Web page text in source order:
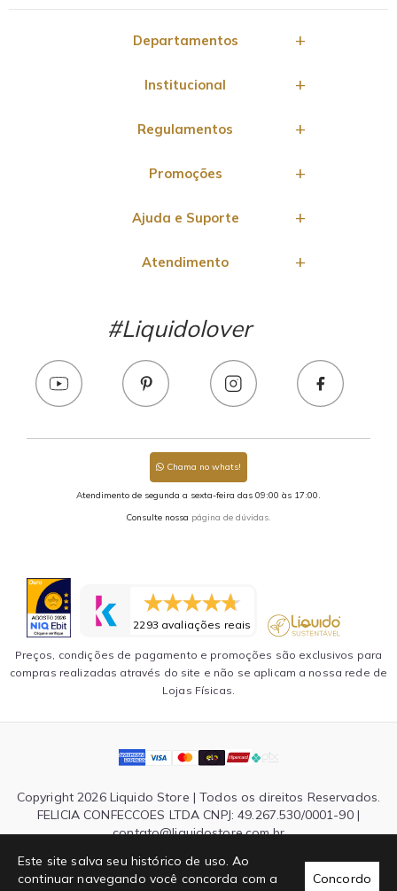
Este site salva seu histórico de uso. Ao
continuar navegando você concorda com a
Concordo
Departamentos
Institucional
Regulamentos
Promoções
Ajuda e Suporte
Atendimento
#Liquidolover
Chama no whats!
Atendimento de segunda a sexta-feira das 09:00 às 17:00.
Consulte nossa página de dúvidas.
2293 avaliações reais
Preços, condições de pagamento e promoções são exclusivos para
compras realizadas através do site e não se aplicam a nossa rede de
Lojas Físicas.
Copyright 2026 Liquido Store | Todos os direitos Reservados.
FELICIA CONFECCOES LTDA CNPJ: 49.267.530/0001-90 |
contato@liquidostore.com.br
000